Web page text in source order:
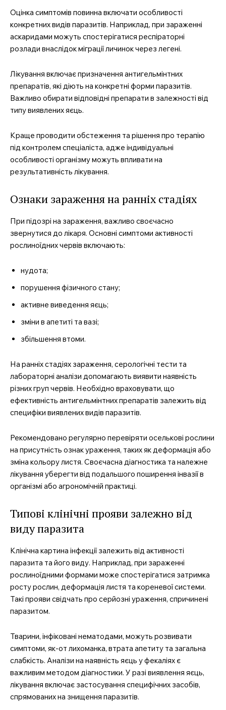
Оцінка симптомів повинна включати особливості
конкретних видів паразитів. Наприклад, при зараженні
аскаридами можуть спостерігатися респіраторні
розлади внаслідок міграції личинок через легені.
Лікування включає призначення антигельмінтних
препаратів, які діють на конкретні форми паразитів.
Важливо обирати відповідні препарати в залежності від
типу виявлених яєць.
Краще проводити обстеження та рішення про терапію
під контролем спеціаліста, адже індивідуальні
особливості організму можуть впливати на
результативність лікування.
Ознаки зараження на ранніх стадіях
При підозрі на зараження, важливо своєчасно
звернутися до лікаря. Основні симптоми активності
рослиноїдних червів включають:
нудота;
порушення фізичного стану;
активне виведення яєць;
зміни в апетиті та вазі;
збільшення втоми.
На ранніх стадіях зараження, серологічні тести та
лабораторні аналізи допомагають виявити наявність
різних груп червів. Необхідно враховувати, що
ефективність антигельмінтних препаратів залежить від
специфіки виявлених видів паразитів.
Рекомендовано регулярно перевіряти оселькові рослини
на присутність ознак ураження, таких як деформація або
зміна кольору листя. Своєчасна діагностика та належне
лікування уберегти від подальшого поширення інвазії в
організмі або агрономічній практиці.
Типові клінічні прояви залежно від
виду паразита
Клінічна картина інфекції залежить від активності
паразита та його виду. Наприклад, при зараженні
рослиноїдними формами може спостерігатися затримка
росту рослин, деформація листя та кореневої системи.
Такі прояви свідчать про серйозні ураження, спричинені
паразитом.
Тварини, інфіковані нематодами, можуть розвивати
симптоми, як-от лихоманка, втрата апетиту та загальна
слабкість. Аналізи на наявність яєць у фекаліях є
важливим методом діагностики. У разі виявлення яєць,
лікування включає застосування специфічних засобів,
спрямованих на знищення паразитів.